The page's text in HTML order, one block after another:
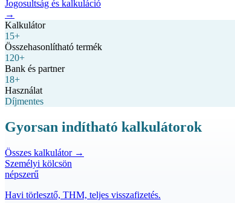
Jogosultság és kalkuláció
→
Kalkulátor
15+
Összehasonlítható termék
120+
Bank és partner
18+
Használat
Díjmentes
Gyorsan indítható kalkulátorok
Összes kalkulátor →
Személyi kölcsön
népszerű
Havi törlesztő, THM, teljes visszafizetés.